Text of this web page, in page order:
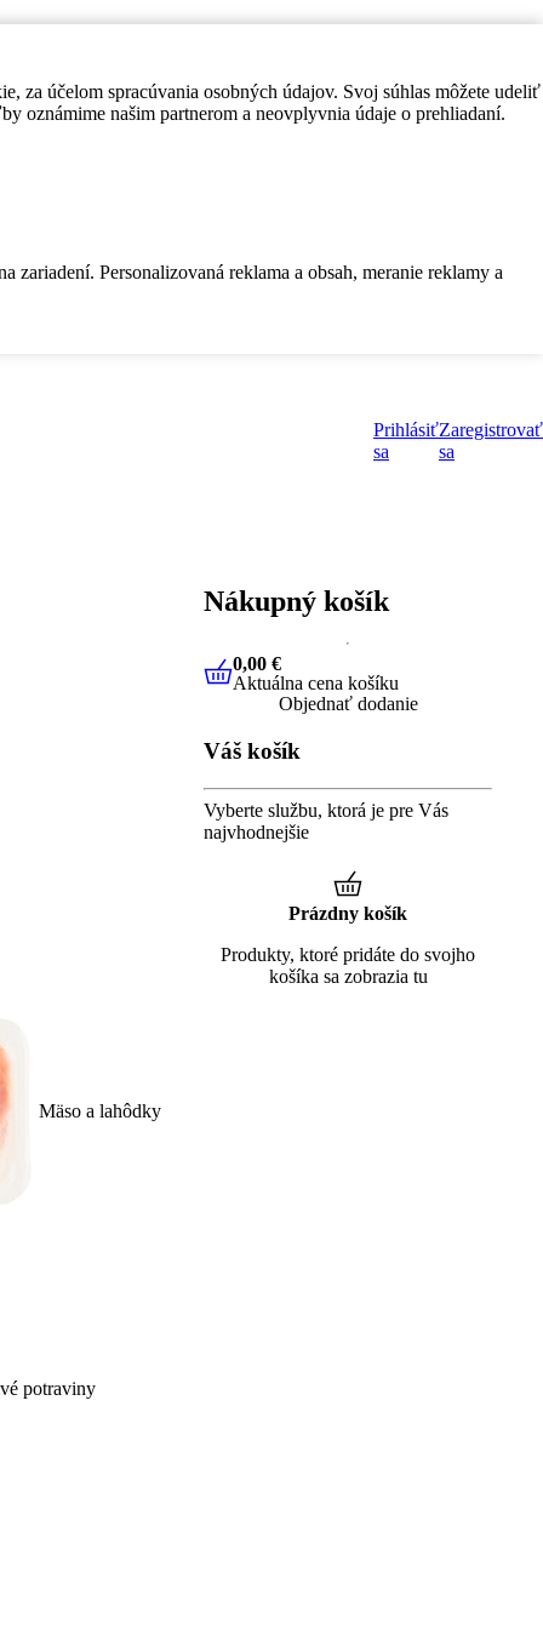
za účelom spracúvania osobných údajov. Svoj súhlas môžete udeliť
oznámime našim partnerom a neovplyvnia údaje o prehliadaní.
Personalizovaná reklama a obsah, meranie reklamy a
Prihlásiť
sa
Zaregistrovať
sa
Mäso a lahôdky
potraviny
Nákupný košík
0,00 €Aktuálna cena košíku
0,00 €
Aktuálna cena košíku
Objednať dodanie
Váš košík
Vyberte službu, ktorá je pre Vás
najvhodnejšie
Prázdny košík
Produkty, ktoré pridáte do svojho
košíka sa zobrazia tu